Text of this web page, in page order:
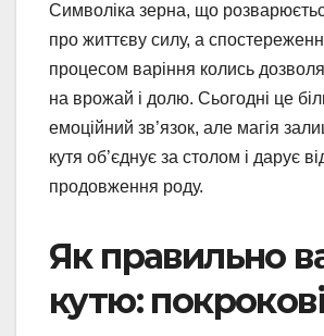
Символіка зерна, що
про життєву силу, а
процесом варіння колись
на врожай і долю. Сьогодні це
емоційний зв’язок, але магія
кутя об’єднує за столом і дарує
продовження роду.
Як правильно
кутю: покрокові